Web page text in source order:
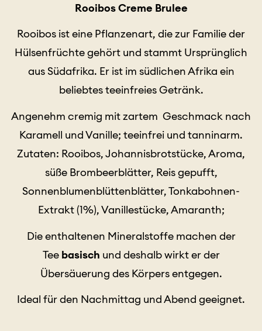
Rooibos Creme Brulee
Rooibos ist eine Pflanzenart, die zur Familie der
Hülsenfrüchte gehört und stammt Ursprünglich
aus Südafrika. Er ist im südlichen Afrika ein
beliebtes teeinfreies Getränk.
Angenehm cremig mit zartem Geschmack nach
Karamell und Vanille; teeinfrei und tanninarm.
Zutaten: Rooibos, Johannisbrotstücke, Aroma,
süße Brombeerblätter, Reis gepufft,
Sonnenblumenblüttenblätter, Tonkabohnen-
Extrakt (1%), Vanillestücke, Amaranth;
Die enthaltenen Mineralstoffe machen der
Tee basisch und deshalb wirkt er der
Übersäuerung des Körpers entgegen.
Ideal für den Nachmittag und Abend geeignet.